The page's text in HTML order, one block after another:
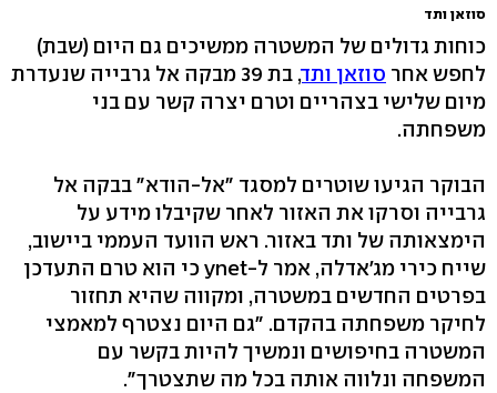
סוזאן ותד
כוחות גדולים של המשטרה ממשיכים גם היום (שבת)
לחפש אחר סוזאן ותד
, בת 39 מבקה אל גרבייה שנעדרת
מיום שלישי בצהריים וטרם יצרה קשר עם בני
משפחתה.
הבוקר הגיעו שוטרים למסגד "אל-הודא" בבקה אל
גרבייה וסרקו את האזור לאחר שקיבלו מידע על
הימצאותה של ותד באזור. ראש הוועד העממי ביישוב,
שייח כירי מג'אדלה, אמר ל-ynet כי הוא טרם התעדכן
בפרטים החדשים במשטרה, ומקווה שהיא תחזור
לחיקר משפחתה בהקדם. "גם היום נצטרף למאמצי
המשטרה בחיפושים ונמשיך להיות בקשר עם
המשפחה ונלווה אותה בכל מה שתצטרך".